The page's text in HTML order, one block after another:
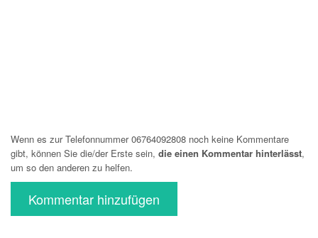
Wenn es zur Telefonnummer 06764092808 noch keine Kommentare
gibt, können Sie die/der Erste sein, die einen Kommentar hinterlässt,
um so den anderen zu helfen.
Kommentar hinzufügen